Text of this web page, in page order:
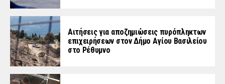
Αιτήσεις για αποζημιώσεις πυρόπληκτων
επιχειρήσεων στον Δήμο Αγίου Βασιλείου
στο Ρέθυμνο